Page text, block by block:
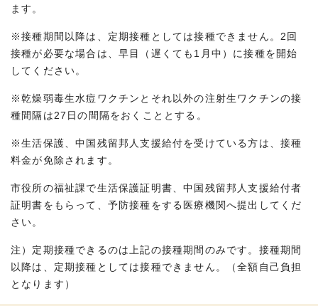
ます。
※接種期間以降は、定期接種としては接種できません。2回
接種が必要な場合は、早目（遅くても1月中）に接種を開始
してください。
※乾燥弱毒生水痘ワクチンとそれ以外の注射生ワクチンの接
種間隔は27日の間隔をおくこととする。
※生活保護、中国残留邦人支援給付を受けている方は、接種
料金が免除されます。
市役所の福祉課で生活保護証明書、中国残留邦人支援給付者
証明書をもらって、予防接種をする医療機関へ提出してくだ
さい。
注）定期接種できるのは上記の接種期間のみです。接種期間
以降は、定期接種としては接種できません。（全額自己負担
となります）